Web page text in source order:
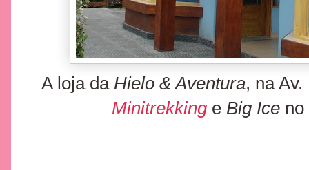
A loja da Hielo & Aventura, na Av.
Minitrekkinge Big Iceno